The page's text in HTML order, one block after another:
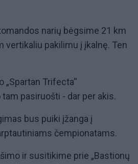
narių bėgsime 21 km
vertikaliu pakilimu į įkalnę. Ten
„Spartan Trifecta“
pasiruošti - dar per akis.
bus puiki įžanga į
čempionatams.
ir susitikime prie „Bastionų